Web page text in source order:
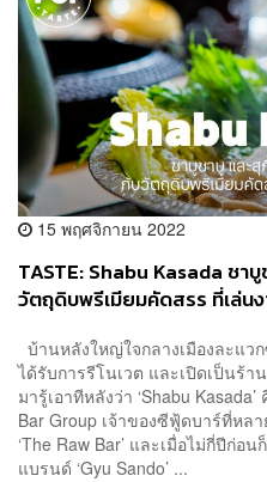
15 พฤศจิกายน 2022
TASTE: Shabu Kasada ชา
วัตถุดิบพรีเมียมคัดสรร ที่เล่น
บ้านหลังใหญ่ใจกลางเมืองละแว
ได้รับการรีโนเวต และเปิดเป็นร้
มารู้เอาทีหลังว่า ‘Shabu
Bar Group เจ้าของซีฟู้ดบาร์ที่ห
‘The Raw Bar’ และเมื่อไม่กี่ปีก่อ
แบรนด์ ‘Gyu Sando’ ...